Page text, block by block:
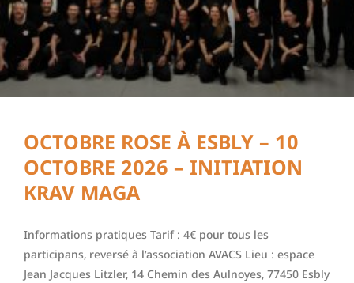
OCTOBRE ROSE À ESBLY – 10
OCTOBRE 2026 – INITIATION
KRAV MAGA
Informations pratiques Tarif : 4€ pour tous les
participans, reversé à l’association AVACS Lieu : espace
Jean Jacques Litzler, 14 Chemin des Aulnoyes, 77450 Esbly